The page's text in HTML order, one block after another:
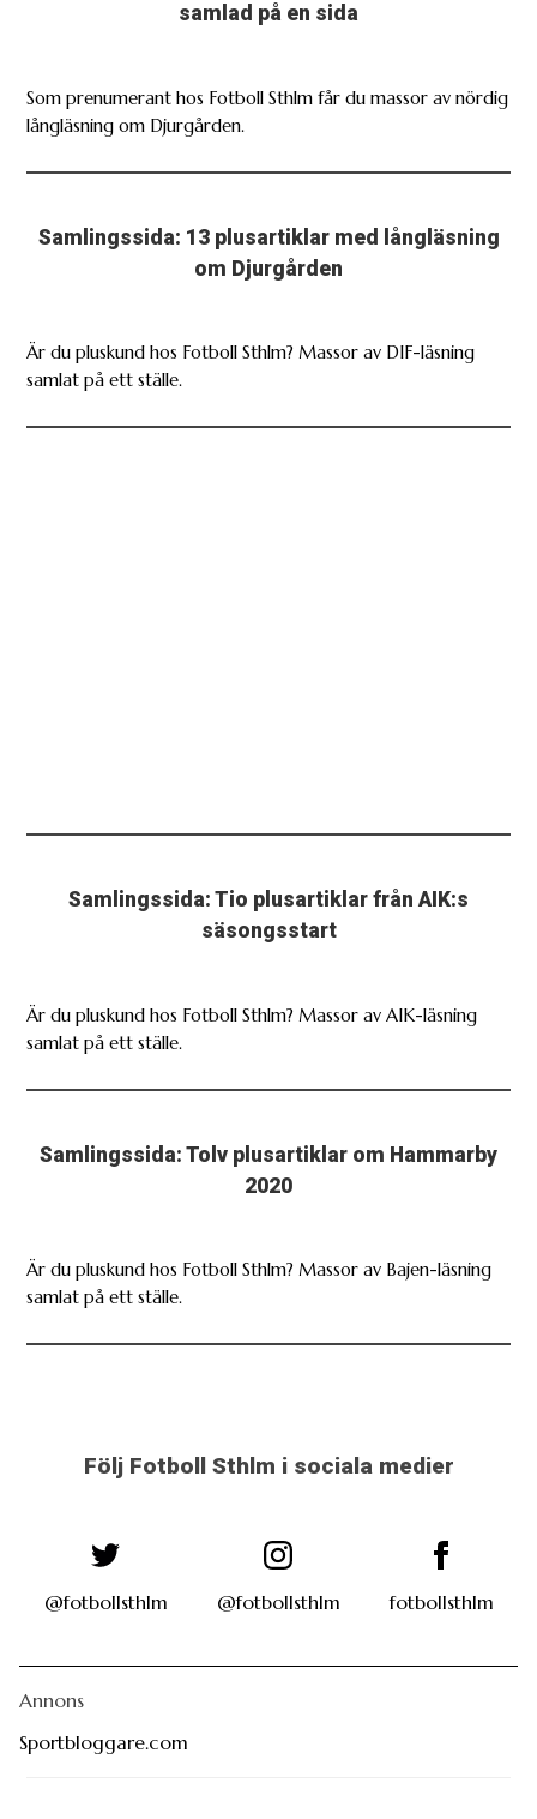
samlad på en sida
Som prenumerant hos Fotboll Sthlm får du massor av nördig
långläsning om Djurgården.
Samlingssida: 13 plusartiklar med långläsning
om Djurgården
Är du pluskund hos Fotboll Sthlm? Massor av DIF-läsning
samlat på ett ställe.
Samlingssida: Tio plusartiklar från AIK:s
säsongsstart
Är du pluskund hos Fotboll Sthlm? Massor av AIK-läsning
samlat på ett ställe.
Samlingssida: Tolv plusartiklar om Hammarby
2020
Är du pluskund hos Fotboll Sthlm? Massor av Bajen-läsning
samlat på ett ställe.
Följ Fotboll Sthlm i sociala medier
@fotbollsthlm @fotbollsthlm fotbollsthlm
Annons
Sportbloggare.com